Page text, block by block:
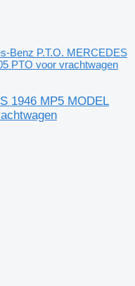
Benz P.T.O. MERCEDES
PTO voor vrachtwagen
1946 MP5 MODEL